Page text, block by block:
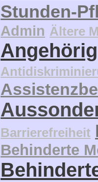
Barrierefreiheit
Behinderte
Behinderung